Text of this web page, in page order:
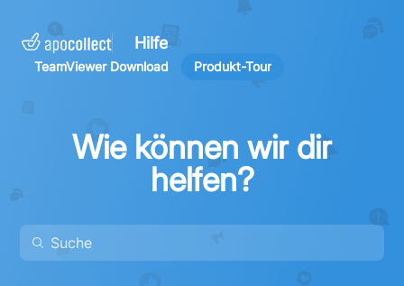
Hilfe
TeamViewer Download Produkt-Tour
Wie können wir dir
helfen?